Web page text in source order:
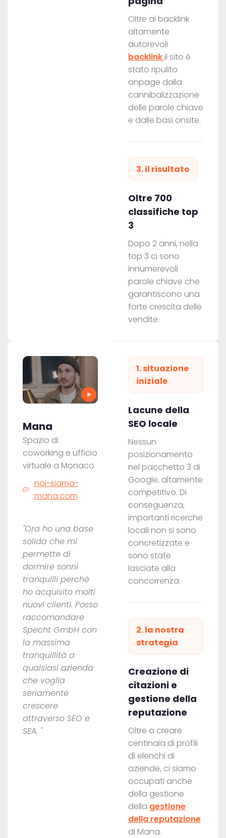
Oltre ai backlink
altamente
autorevoli
backlink il sito è
stato ripulito
onpage dalla
cannibalizzazione
delle parole chiave
e dalle basi onsite.
3. il risultato
Oltre 700
classifiche top
3
Dopo 2 anni, nella
top 3 ci sono
innumerevoli
parole chiave che
garantiscono una
forte crescita delle
vendite.
1. situazione
iniziale
Lacune della
SEO locale
Nessun
posizionamento
nel pacchetto 3 di
Google, altamente
competitivo. Di
conseguenza,
importanti ricerche
locali non si sono
concretizzate e
sono state
lasciate alla
concorrenza.
2. la nostra
strategia
Creazione di
citazioni e
gestione della
reputazione
Oltre a creare
centinaia di profili
di elenchi di
aziende, ci siamo
occupati anche
della gestione
della gestione
della reputazione
di Mana.
Mana
Spazio di
coworking e ufficio
virtuale a Monaco
noi-siamo-
mana.com
"Ora ho una base
solida che mi
permette di
dormire sonni
tranquilli perché
ho acquisito molti
nuovi clienti. Posso
raccomandare
Specht GmbH con
la massima
tranquillità a
qualsiasi azienda
che voglia
seriamente
crescere
attraverso SEO e
SEA. "